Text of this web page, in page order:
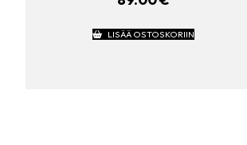
LISÄÄ OSTOSKORIIN